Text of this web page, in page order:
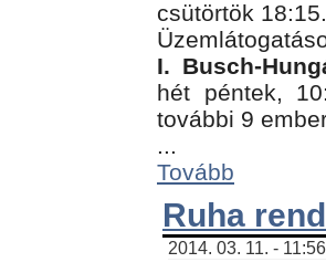
csütörtök 18:15.
I. Busch-
hét péntek,
további 9
...
Tovább
Ruha
2014. 03. 11. -